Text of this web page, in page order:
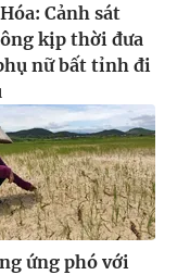
không có sự chấp
khi phát hành lại
Cảnh sát
kịp thời đưa
nữ bất tỉnh đi
ứng phó với